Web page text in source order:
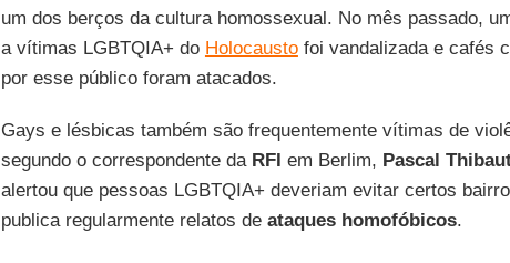
um dos berços da cultura homossexual. No mês passado,
a vítimas LGBTQIA+ do Holocaustofoi vandalizada e cafés
por esse público foram atacados.
Gays e lésbicas também são frequentemente vítimas de
segundo o correspondente da RFI em Berlim, Pascal
alertou que pessoas LGBTQIA+ deveriam evitar certos
publica regularmente relatos de ataques homofóbicos.